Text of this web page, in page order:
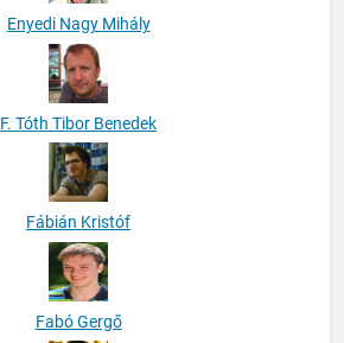
Enyedi Nagy Mihály
F. Tóth Tibor Benedek
Fábián Kristóf
Fabó Gergő